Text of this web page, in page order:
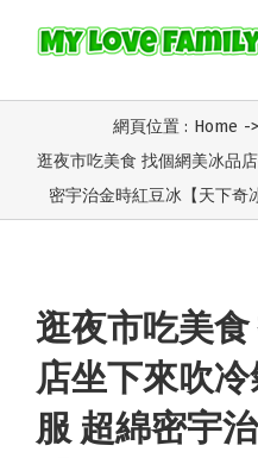
網頁位置 : Home ->
逛夜市吃美食 找個網美冰品
密宇治金時紅豆冰【天下
逛夜市吃美
店坐下來吹
服 超綿密宇